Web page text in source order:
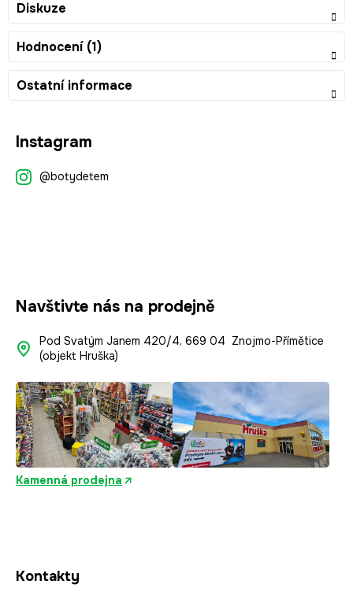
Diskuze
Hodnocení (1)
Ostatní informace
Instagram
@botydetem
Navštivte nás na prodejně
Pod Svatým Janem 420/4, 669 04 Znojmo-Přímětice
(objekt Hruška)
Kamenná prodejna
Kontakty